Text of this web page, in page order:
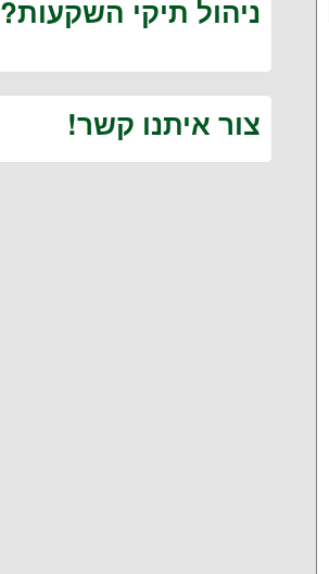
ניהול תיקי השקעות?
צור איתנו קשר!